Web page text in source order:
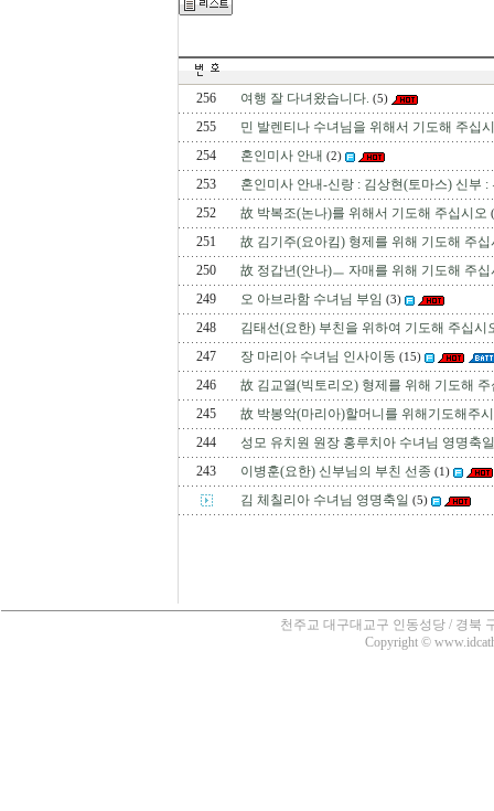
256 여행 잘 다녀왔습니다. (5)
255
민 발렌티나 수녀님을 위해서 기도해 주십
254
혼인미사 안내 (2)
253
혼인미사 안내-신랑 : 김상현(토마스) 신부
252
故 박복조(논나)를 위해서 기도해 주십시오
251
故 김기주(요아킴) 형제를 위해 기도해 주십
250
故 정갑년(안나)ㅡ 자매를 위해 기도해 주십
249
오 아브라함 수녀님 부임 (3)
248
김태선(요한) 부친을 위하여 기도해 주십시
247
장 마리아 수녀님 인사이동 (15)
246
故 김교열(빅토리오) 형제를 위해 기도해 주
245
故 박봉악(마리아)할머니를 위해기도해주
244
성모 유치원 원장 홍루치아 수녀님 영명축일
243
이병훈(요한) 신부님의 부친 선종 (1)
김 체칠리아 수녀님 영명축일 (5)
천주교 대구대교구 인동성당 / 경북
Copyright ©